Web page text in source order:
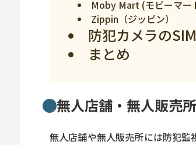
Moby Mart (モビーマー
Zippin（ジッピン）
防犯カメラの
まとめ
無人店舗・無人販売
無人店舗や無人販売所には防犯